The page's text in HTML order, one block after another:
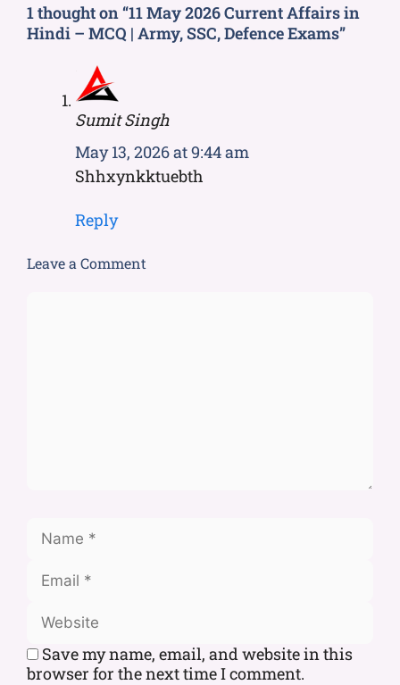
1 thought on “11 May 2026 Current Affairs in
Hindi – MCQ | Army, SSC, Defence Exams”
Sumit Singh
May 13, 2026 at 9:44 am
Shhxynkktuebth
Reply
Leave a Comment
Save my name, email, and website in this
browser for the next time I comment.